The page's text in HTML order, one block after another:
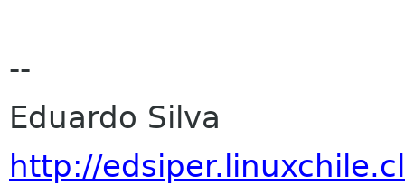
--
Eduardo Silva
http://edsiper.linuxchile.cl